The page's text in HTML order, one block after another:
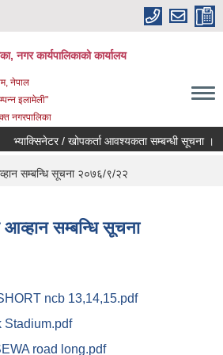
नगर कार्यपालिकाको कार्यालय
नेपाल
इलामेली"
नगरपालिका
/ खोपकर्ता आवश्यकता सम्बन्धी सूचना ।
सम्बन्धि सूचना २०७६/९/२२
आव्हान सम्बन्धि सूचना
ncb 13,14,15.pdf
Stadium.pdf
road long.pdf